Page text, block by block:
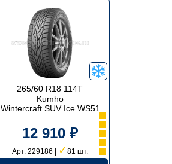
265/60 R18 114T
Kumho
Wintercraft SUV Ice WS51
12 910 ₽
Арт. 229186 | ✓ 81 шт.